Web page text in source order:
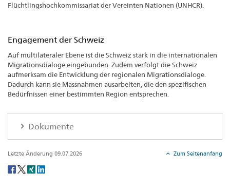
Flüchtlingshochkommissariat der Vereinten Nationen (UNHCR).
Engagement der Schweiz
Auf multilateraler Ebene ist die Schweiz stark in die internationalen
Migrationsdialoge eingebunden. Zudem verfolgt die Schweiz
aufmerksam die Entwicklung der regionalen Migrationsdialoge.
Dadurch kann sie Massnahmen ausarbeiten, die den spezifischen
Bedürfnissen einer bestimmten Region entsprechen.
Dokumente
Letzte Änderung 09.07.2026 Zum Seitenanfang
Social